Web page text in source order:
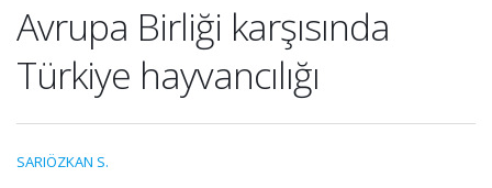
Avrupa Birliği karşısında
Türkiye hayvancılığı
SARIÖZKAN S.